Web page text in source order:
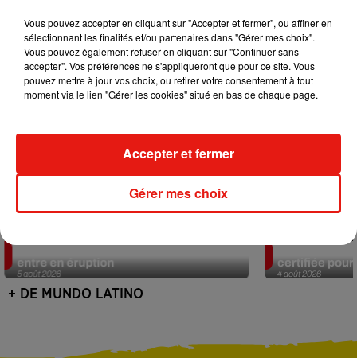
5 août 2026
Au Guatemala, le volcan de Fuego
entre en éruption
4 août 2026
Au Portugal,
certifiée pour
+ DE MUNDO LATINO
Vous pouvez accepter en cliquant sur "Accepter et fermer", ou affiner en
sélectionnant les finalités et/ou partenaires dans "Gérer mes choix".
Vous pouvez également refuser en cliquant sur "Continuer sans
accepter". Vos préférences ne s'appliqueront que pour ce site. Vous
pouvez mettre à jour vos choix, ou retirer votre consentement à tout
moment via le lien "Gérer les cookies" situé en bas de chaque page.
Gérer mes choix
Accepter et fermer